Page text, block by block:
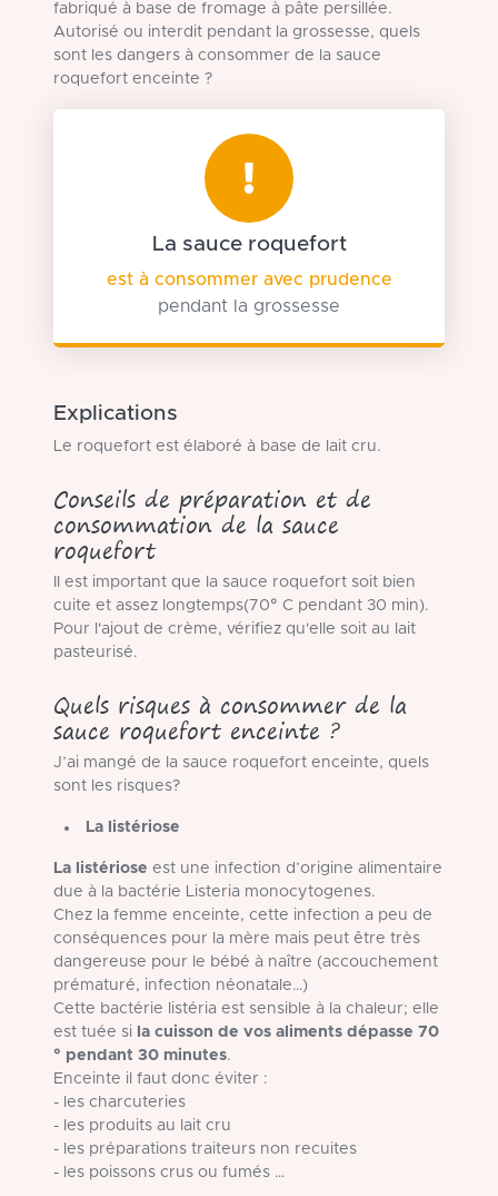
fabriqué à base de fromage à pâte persillée.
Autorisé ou interdit pendant la grossesse, quels
sont les dangers à consommer de la sauce
roquefort enceinte ?
La sauce roquefort
est à consommer avec prudence
pendant la grossesse
Explications
Le roquefort est élaboré à base de lait cru.
Conseils de préparation et de
consommation de la sauce
roquefort
Il est important que la sauce roquefort soit bien
cuite et assez longtemps(70° C pendant 30 min).
Pour l'ajout de crème, vérifiez qu'elle soit au lait
pasteurisé.
Quels risques à consommer de la
sauce roquefort enceinte ?
J’ai mangé de la sauce roquefort enceinte, quels
sont les risques?
La listériose
La listériose est une infection d’origine alimentaire
due à la bactérie Listeria monocytogenes.
Chez la femme enceinte, cette infection a peu de
conséquences pour la mère mais peut être très
dangereuse pour le bébé à naître (accouchement
prématuré, infection néonatale…)
Cette bactérie listéria est sensible à la chaleur; elle
est tuée si
la cuisson de vos aliments dépasse 70
° pendant 30 minutes.
Enceinte il faut donc éviter :
- les charcuteries
- les produits au lait cru
- les préparations traiteurs non recuites
- les poissons crus ou fumés …